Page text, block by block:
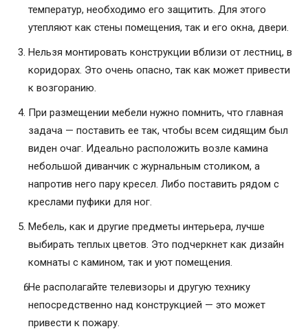
температур, необходимо его защитить. Для этого
утепляют как стены помещения, так и его окна, двери.
Нельзя монтировать конструкции вблизи от лестниц, в
коридорах. Это очень опасно, так как может привести
к возгоранию.
При размещении мебели нужно помнить, что главная
задача — поставить ее так, чтобы всем сидящим был
виден очаг. Идеально расположить возле камина
небольшой диванчик с журнальным столиком, а
напротив него пару кресел. Либо поставить рядом с
креслами пуфики для ног.
Мебель, как и другие предметы интерьера, лучше
выбирать теплых цветов. Это подчеркнет как дизайн
комнаты с камином, так и уют помещения.
Не располагайте телевизоры и другую технику
непосредственно над конструкцией — это может
привести к пожару.